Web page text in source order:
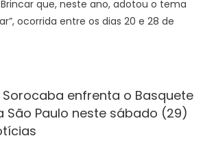
que, neste ano, adotou o tema
ocorrida entre os dias 20 e 28 de
Sorocaba enfrenta o Basquete
São Paulo neste sábado (29)